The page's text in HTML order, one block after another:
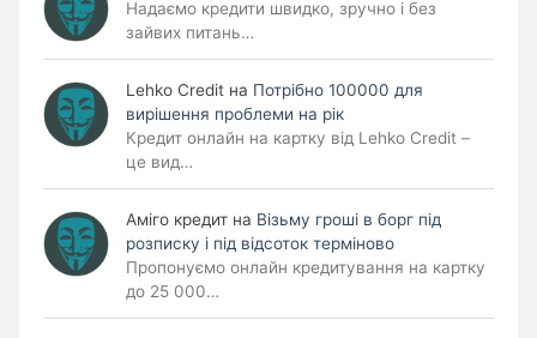
Надаємо кредити швидко, зручно і без
зайвих питань…
Lehko Сredit на Потрібно 100000 для
вирішення проблеми на рік
Кредит онлайн на картку від Lehko Credit –
це вид…
Аміго кредит на Візьму гроші в борг під
розписку і під відсоток терміново
Пропонуємо онлайн кредитування на картку
до 25 000…